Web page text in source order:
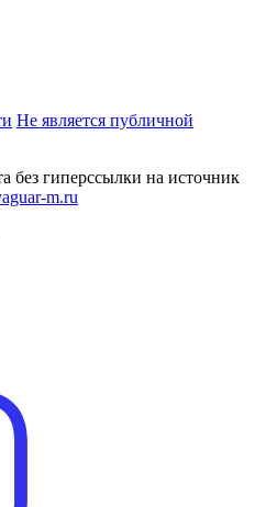
Не является публичной
без гиперссылки на источник
m.ru